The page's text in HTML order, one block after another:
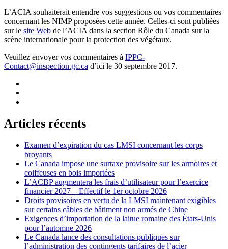
L’ACIA souhaiterait entendre vos suggestions ou vos commentaires
concernant les NIMP proposées cette année. Celles-ci sont publiées
sur le site Web de l’ACIA dans la section Rôle du Canada sur la
scène internationale pour la protection des végétaux.
Veuillez envoyer vos commentaires à IPPC-
Contact@inspection.gc.ca d’ici le 30 septembre 2017.
Articles récents
Examen d’expiration du cas LMSI concernant les corps
broyants
Le Canada impose une surtaxe provisoire sur les armoires et
coiffeuses en bois importées
L’ACBP augmentera les frais d’utilisateur pour l’exercice
financier 2027 – Effectif le 1er octobre 2026
Droits provisoires en vertu de la LMSI maintenant exigibles
sur certains câbles de bâtiment non armés de Chine
Exigences d’importation de la laitue romaine des États-Unis
pour l’automne 2026
Le Canada lance des consultations publiques sur
l’administration des contingents tarifaires de l’acier